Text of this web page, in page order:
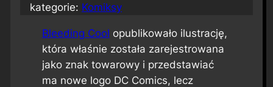
kategorie: Komiksy
Bleeding Cool opublikowało ilustrację,
która właśnie została zarejestrowana
jako znak towarowy i przedstawiać
ma nowe logo DC Comics, lecz